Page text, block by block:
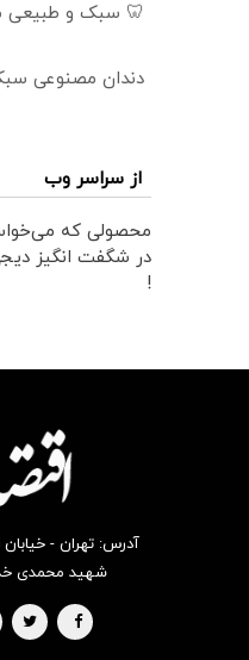
🦷 سبک و طبیعی
دندان مصنوعی
از سراسر وب
محصولی که
در شگفت انگیز
!
آدرس: تهران - خیابان
شهید محمدی